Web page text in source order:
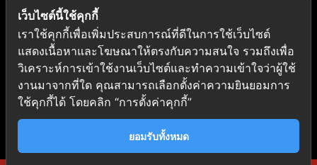
Subscribe to our newsletter to receive the latest news,
releases, updates and special offers from Amwerk.
เว็บไซต์นี้ใช้คุกกี้
เราใช้คุกกี้เพื่อเพิ่มประสบการณ์ที่ดีในการใช้เว็บไซต์
แสดงเนื้อหาและโฆษณาให้ตรงกับความสนใจ รวมถึงเพื่อ
วิเคราะห์การเข้าใช้งานเว็บไซต์และทำความเข้าใจว่าผู้ใช้
งานมาจากที่ใด คุณสามารถเลือกตั้งค่าความยินยอมการ
ใช้คุกกี้ได้ โดยคลิก “การตั้งค่าคุกกี้”
ยอมรับทั้งหมด